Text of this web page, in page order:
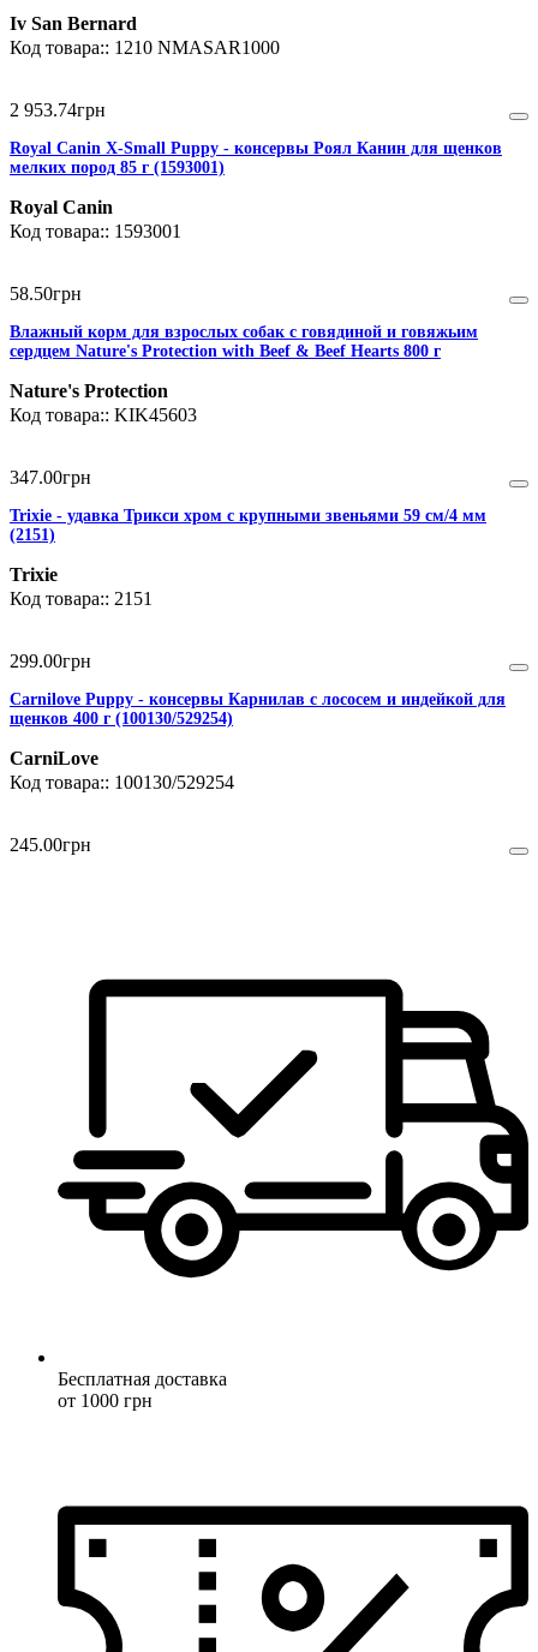
Iv San Bernard
1210 NMASAR1000
2 953.74грн
Royal Canin X-Small Puppy - консервы Роял Канин для щенков
мелких пород 85 г (1593001)
Royal Canin
1593001
58.50грн
Влажный корм для взрослых собак с говядиной и говяжьим
сердцем Nature's Protection with Beef & Beef Hearts 800 г
Nature's Protection
KIK45603
347.00грн
Trixie - удавка Трикси хром с крупными звеньями 59 см/4 мм
(2151)
Trixie
2151
299.00грн
Carnilove Puppy - консервы Карнилав с лососем и индейкой для
щенков 400 г (100130/529254)
CarniLove
100130/529254
245.00грн
Бесплатная доставка
от 1000 грн